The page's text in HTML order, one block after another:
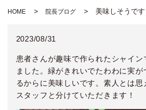
HOME 院長ブログ 美味しそうです
2023/08/31
患者さんが趣味で作られたシャイン
ました。緑がきれいでたわわに実
るからに美味しいです。素人とは思
スタッフと分けていただきます！